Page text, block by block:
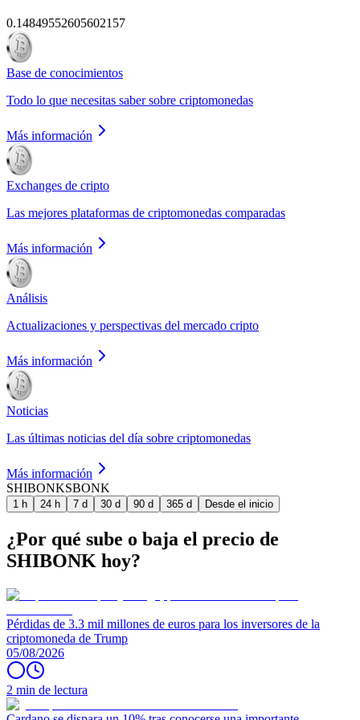
0.14849552605602157
Base de conocimientos
Todo lo que necesitas saber sobre criptomonedas
Más información
Exchanges de cripto
Las mejores plataformas de criptomonedas comparadas
Más información
Análisis
Actualizaciones y perspectivas del mercado cripto
Más información
Noticias
Las últimas noticias del día sobre criptomonedas
Más información
SHIBONKSBONK
1 h 24 h 7 d 30 d 90 d 365 d Desde el inicio
¿Por qué sube o baja el precio de
SHIBONK hoy?
Pérdidas de 3.3 mil millones de euros para los inversores de la
criptomoneda de Trump
05/08/2026
2 min de lectura